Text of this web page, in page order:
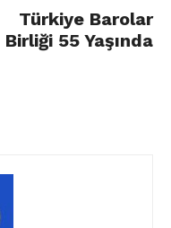
Türkiye Barolar
Birliği 55 Yaşında